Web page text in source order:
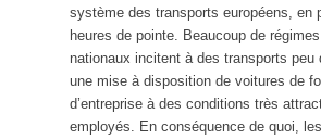
système des transports européens, en
heures de pointe. Beaucoup de
nationaux incitent à des transports peu
une mise à disposition de voitures de
d’entreprise à des conditions très
employés. En conséquence de quoi,